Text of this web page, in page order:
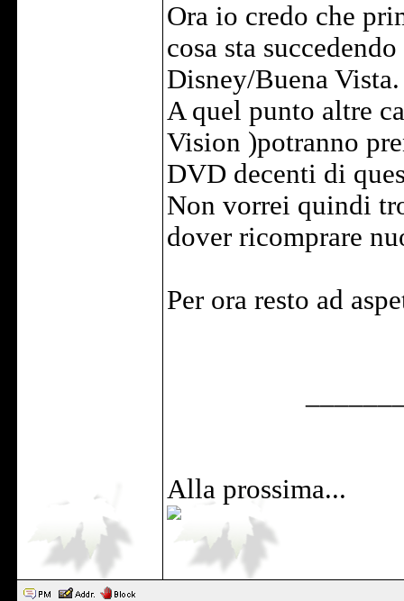
Ora io credo che
cosa sta
Disney/Buena Vista.
A quel punto altre
Vision )potranno
DVD decenti di
Non vorrei quindi
dover ricomprare
Per ora resto ad
Alla prossima...